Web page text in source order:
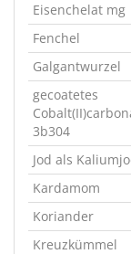
Eisenchelat mg
Fenchel
Galgantwurzel
gecoatetes
3b304
Jod als
Kardamom
Koriander
Kreuzkümmel